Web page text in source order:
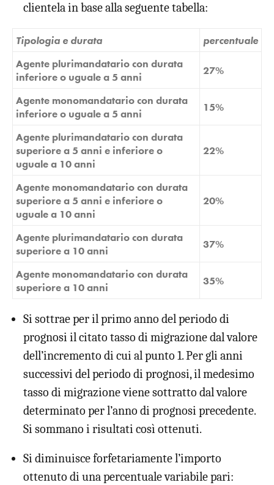
clientela in base alla seguente tabella:
Tipologia e durata
percentuale
Agente plurimandatario con durata
inferiore o uguale a 5 anni
27%
Agente monomandatario con durata
inferiore o uguale a 5 anni
15%
Agente plurimandatario con durata
superiore a 5 anni e inferiore o
uguale a 10 anni
22%
Agente monomandatario con durata
superiore a 5 anni e inferiore o
uguale a 10 anni
20%
Agente plurimandatario con durata
superiore a 10 anni
37%
Agente monomandatario con durata
superiore a 10 anni
35%
Si sottrae per il primo anno del periodo di
prognosi il citato tasso di migrazione dal valore
dell’incremento di cui al punto 1. Per gli anni
successivi del periodo di prognosi, il medesimo
tasso di migrazione viene sottratto dal valore
determinato per l’anno di prognosi precedente.
Si sommano i risultati così ottenuti.
Si diminuisce forfetariamente l’importo
ottenuto di una percentuale variabile pari: